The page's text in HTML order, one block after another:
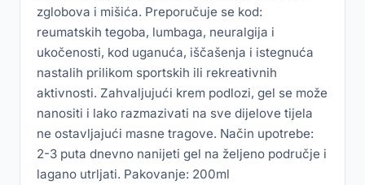
zglobova i mišića. Preporučuje se kod:
reumatskih tegoba, lumbaga, neuralgija i
ukočenosti, kod uganuća, iščašenja i istegnuća
nastalih prilikom sportskih ili rekreativnih
aktivnosti. Zahvaljujući krem podlozi, gel se može
nanositi i lako razmazivati na sve dijelove tijela
ne ostavljajući masne tragove. Način upotrebe:
2-3 puta dnevno nanijeti gel na željeno područje i
lagano utrljati. Pakovanje: 200ml